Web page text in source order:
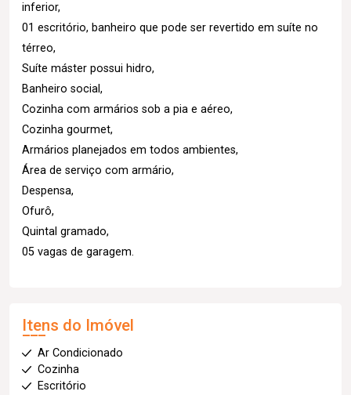
inferior,
01 escritório, banheiro que pode ser revertido em suíte no
térreo,
Suíte máster possui hidro,
Banheiro social,
Cozinha com armários sob a pia e aéreo,
Cozinha gourmet,
Armários planejados em todos ambientes,
Área de serviço com armário,
Despensa,
Ofurô,
Quintal gramado,
05 vagas de garagem.
Itens do Imóvel
Ar Condicionado
Cozinha
Escritório